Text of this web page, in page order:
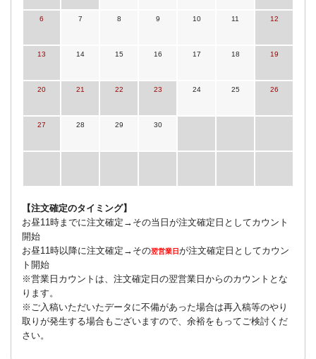
6 7 8 9 10 11 12
13 14 15 16 17 18 19
20 21 22 23 24 25 26
27 28 29 30
【注文確定のタイミング】
お昼11時までに注文確定→その当日が注文確定日としてカウント
開始
お昼11時以降に注文確定→その翌営業日が注文確定日としてカウン
ト開始
※営業日カウントは、注文確定日の翌営業日からのカウントとな
ります。
※ご入稿いただいたデータに不備があった場合は再入稿等のやり
取りが発生する場合もございますので、余裕をもってご検討くだ
さい。